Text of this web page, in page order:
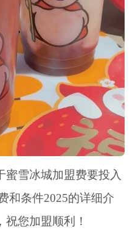
雪冰城加盟费要投入
和条件2025的详细介
您加盟顺利！